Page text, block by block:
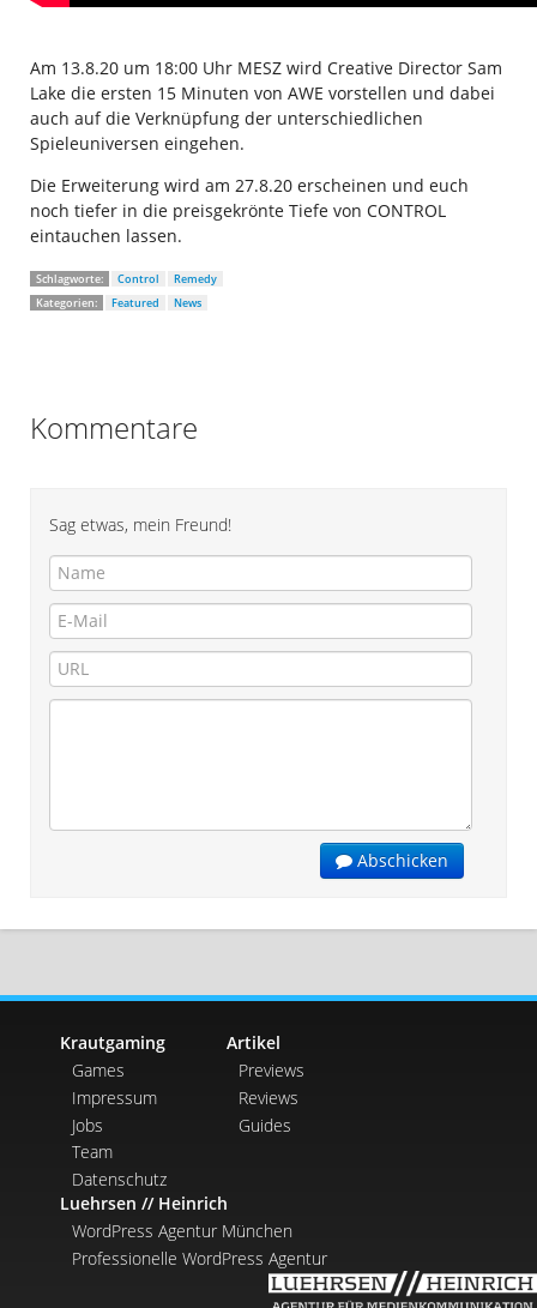
Am 13.8.20 um 18:00 Uhr MESZ wird Creative Director Sam
Lake die ersten 15 Minuten von AWE vorstellen und dabei
auch auf die Verknüpfung der unterschiedlichen
Spieleuniversen eingehen.
Die Erweiterung wird am 27.8.20 erscheinen und euch
noch tiefer in die preisgekrönte Tiefe von CONTROL
eintauchen lassen.
Schlagworte: Control
Remedy
Kategorien:
Featured News
Kommentare
Sag etwas, mein Freund!
Abschicken
Krautgaming
Games
Impressum
Jobs
Team
Datenschutz
Artikel
Previews
Reviews
Guides
Luehrsen // Heinrich
WordPress Agentur München
Professionelle WordPress Agentur